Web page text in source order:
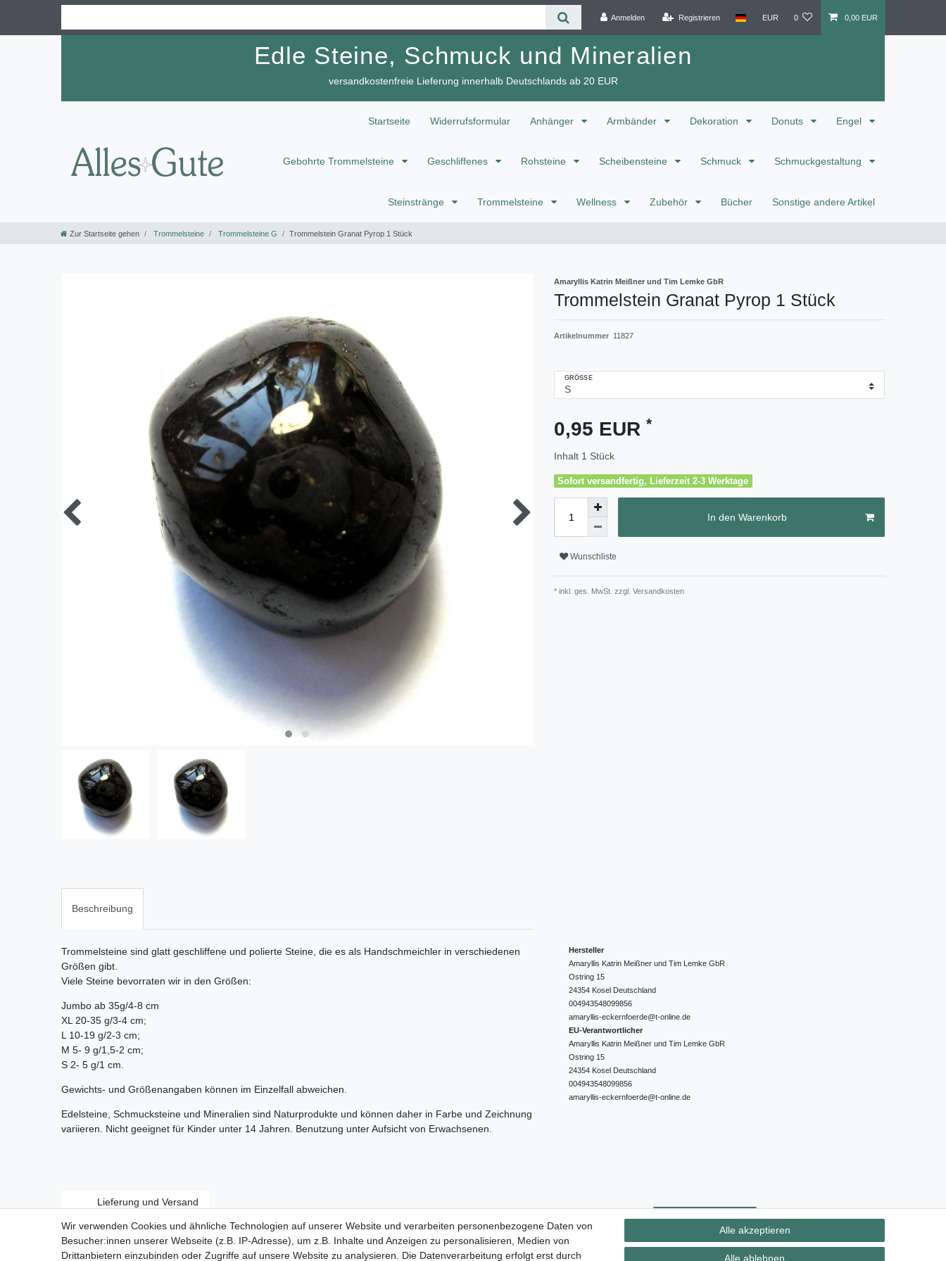
Anmelden Registrieren EUR 0 0,00 EUR
Edle Steine, Schmuck und Mineralien
versandkostenfreie Lieferung innerhalb Deutschlands ab 20 EUR
Startseite Widerrufsformular Anhänger Armbänder Dekoration Donuts Engel
Gebohrte Trommelsteine Geschliffenes Rohsteine Scheibensteine Schmuck Schmuckgestaltung
Steinstränge Trommelsteine Wellness Zubehör Bücher Sonstige andere Artikel
Zur Startseite gehen Trommelsteine Trommelsteine G Trommelstein Granat Pyrop 1 Stück
Amaryllis Katrin Meißner und Tim Lemke GbR
Trommelstein Granat Pyrop 1 Stück
Artikelnummer 11827
GRÖSSE
0,95 EUR *
Inhalt 1 Stück
Sofort versandfertig, Lieferzeit 2-3 Werktage
In den Warenkorb
Wunschliste
* inkl. ges. MwSt. zzgl. Versandkosten
Beschreibung
Trommelsteine sind glatt geschliffene und polierte Steine, die es als Handschmeichler in verschiedenen
Größen gibt.
Viele Steine bevorraten wir in den Größen:
Jumbo ab 35g/4-8 cm
XL 20-35 g/3-4 cm;
L 10-19 g/2-3 cm;
M 5- 9 g/1,5-2 cm;
S 2- 5 g/1 cm.
Gewichts- und Größenangaben können im Einzelfall abweichen.
Edelsteine, Schmucksteine und Mineralien sind Naturprodukte und können daher in Farbe und Zeichnung
variieren. Nicht geeignet für Kinder unter 14 Jahren. Benutzung unter Aufsicht von Erwachsenen.
Hersteller
Amaryllis Katrin Meißner und Tim Lemke GbR
Ostring 15
24354 Kosel Deutschland
004943548099856
amaryllis-eckernfoerde@t-online.de
EU-Verantwortlicher
Amaryllis Katrin Meißner und Tim Lemke GbR
Ostring 15
24354 Kosel Deutschland
004943548099856
amaryllis-eckernfoerde@t-online.de
Lieferung und Versand
Widerrufs­recht Vertrag widerrufen Kontakt
Wir verwenden Cookies und ähnliche Technologien auf unserer Website und verarbeiten personenbezogene Daten von
Besucher:innen unserer Webseite (z.B. IP-Adresse), um z.B. Inhalte und Anzeigen zu personalisieren, Medien von
Drittanbietern einzubinden oder Zugriffe auf unsere Website zu analysieren. Die Datenverarbeitung erfolgt erst durch
Alle akzeptieren
Alle ablehnen